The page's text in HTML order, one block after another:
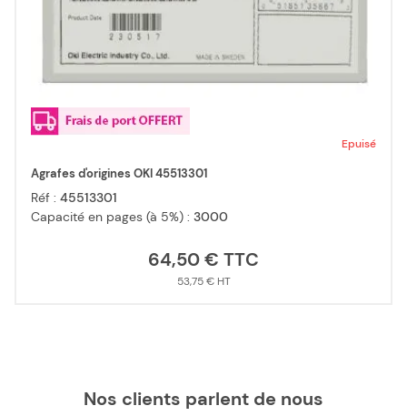
Epuisé
Agrafes d'origines OKI 45513301
Réf : 45513301
Capacité en pages (à 5%) : 3000
64,50 €
53,75 €
Nos clients parlent de nous